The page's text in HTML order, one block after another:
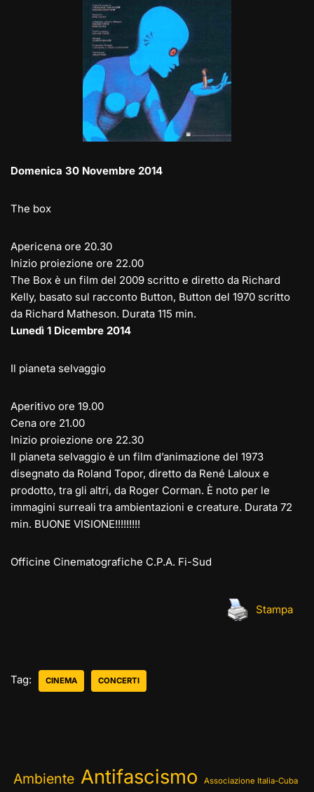
Domenica 30 Novembre 2014
The box
Apericena ore 20.30
Inizio proiezione ore 22.00
The Box è un film del 2009 scritto e diretto da Richard
Kelly, basato sul racconto Button, Button del 1970 scritto
da Richard Matheson. Durata 115 min.
Lunedì 1 Dicembre 2014
Il pianeta selvaggio
Aperitivo ore 19.00
Cena ore 21.00
Inizio proiezione ore 22.30
Il pianeta selvaggio è un film d’animazione del 1973
disegnato da Roland Topor, diretto da René Laloux e
prodotto, tra gli altri, da Roger Corman. È noto per le
immagini surreali tra ambientazioni e creature. Durata 72
min. BUONE VISIONE!!!!!!!!!
Officine Cinematografiche C.P.A. Fi-Sud
Stampa
Tag: CINEMA CONCERTI
Ambiente Antifascismo Associazione Italia-Cuba